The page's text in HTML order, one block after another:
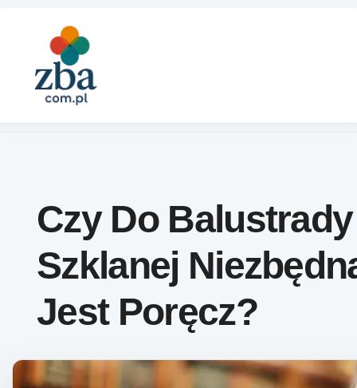
Czy Do Balustrady
Szklanej
Jest Poręcz?